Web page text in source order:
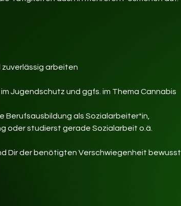
arbeiten
Jugendschutz und ggfs. im Thema Cannabis
Berufsausbildung als Sozialarbeiter*in,
oder studierst gerade Sozialarbeit o.ä.
Dir der benötigten Verschwiegenheit bewusst